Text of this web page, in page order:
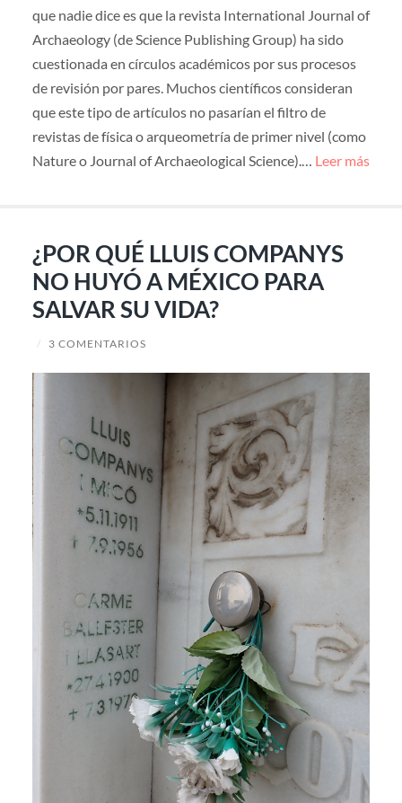
que nadie dice es que la revista International Journal of
Archaeology (de Science Publishing Group) ha sido
cuestionada en círculos académicos por sus procesos
de revisión por pares. Muchos científicos consideran
que este tipo de artículos no pasarían el filtro de
revistas de física o arqueometría de primer nivel (como
Nature o Journal of Archaeological Science).… Leer más
¿POR QUÉ LLUIS COMPANYS
NO HUYÓ A MÉXICO PARA
SALVAR SU VIDA?
/ 3 COMENTARIOS